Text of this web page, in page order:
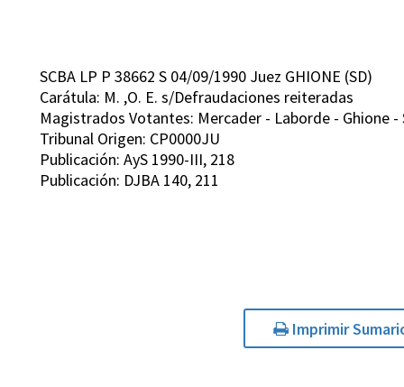
SCBA LP P 38662 S 04/09/1990 Juez GHIONE (SD)
Carátula: M. ,O. E. s/Defraudaciones reiteradas
Magistrados Votantes: Mercader - Laborde - Ghione
Tribunal Origen: CP0000JU
Publicación: AyS 1990-III, 218
Publicación: DJBA 140, 211
Imprimir